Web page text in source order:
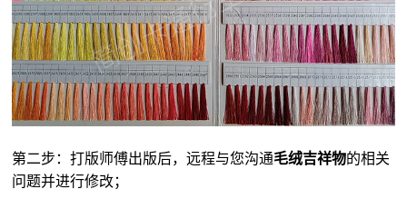
第二步：打版师傅出版后，远程与您沟通毛绒吉祥物的相关
问题并进行修改；